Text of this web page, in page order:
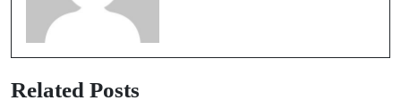
Related Posts